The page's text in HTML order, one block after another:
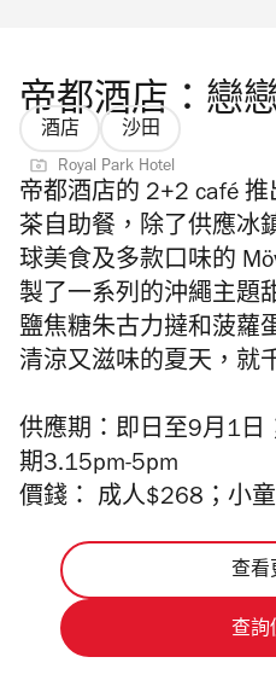
帝都酒店：戀
酒店 沙田
Royal Park Hotel
帝都酒店的 2+2 café
茶自助餐，除了供應冰
球美食及多款口味的
製了一系列的沖繩主題
鹽焦糖朱古力撻和菠蘿
清涼又滋味的夏天，就
供應期：即日至9月1日
期3.15pm-5pm
價錢： 成人$268；小
查看
查詢